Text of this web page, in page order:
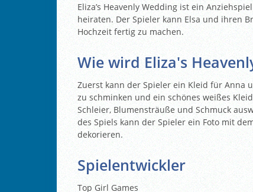
Eliza’s Heavenly Wedding ist ein
heiraten. Der Spieler kann Elsa und ihren
Hochzeit fertig zu machen.
Wie wird Eliza's
Zuerst kann der Spieler ein Kleid für Anna
zu schminken und ein schönes weißes
Schleier, Blumensträuße und Schmuck
des Spiels kann der Spieler ein Foto mit
dekorieren.
Spielentwickler
Top Girl Games